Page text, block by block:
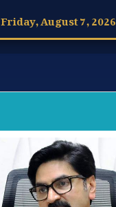
Friday, August 7, 2026